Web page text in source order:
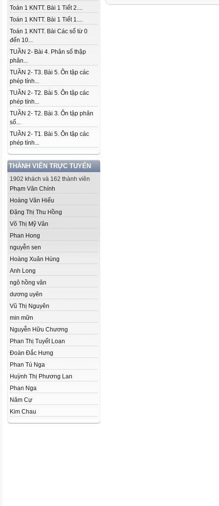
Toán 1 KNTT. Bài 1 Tiết 2....
Toán 1 KNTT. Bài 1 Tiết 1....
Toán 1 KNTT. Bài Các số từ 0
đến 10...
TUẦN 2- Bài 4. Phân số thập
phân...
TUẦN 2- T3. Bài 5. Ôn tập các
phép tính...
TUẦN 2- T2. Bài 5. Ôn tập các
phép tính...
TUẦN 2- T2. Bài 3. Ôn tập phân
số...
TUẦN 2- T1. Bài 5. Ôn tập các
phép tính...
THÀNH VIÊN TRỰC TUYẾN
1902 khách và 162 thành viên
Phạm Văn Chính
Hoàng Văn Hiếu
Đặng Thị Thu Hồng
Võ Thị Mỹ Vân
Phan Hong
nguyễn sen
Hoàng Xuân Hùng
Anh Long
ngô hồng vân
dương uyên
Vũ Thị Nguyên
min mữn
Nguyễn Hữu Chương
Phan Thị Tuyết Loan
Đoàn Đắc Hưng
Phan Tú Nga
Huỳnh Thị Phương Lan
Phan Nga
Năm Cự
Kim Chau